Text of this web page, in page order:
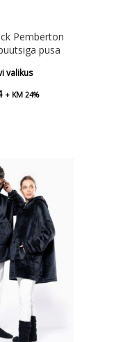
Pemberton
pusa
valikus
+ KM 24%